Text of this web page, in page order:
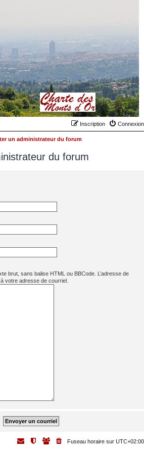
Connexion
Inscription
un administrateur du forum
du forum
brut, sans balise HTML ou BBCode. L’adresse de
votre adresse de courriel.
Fuseau horaire sur UTC+02:00